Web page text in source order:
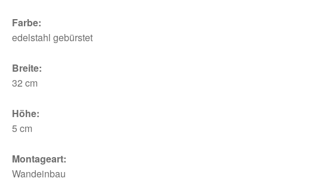
Farbe:
edelstahl gebürstet
Breite:
32 cm
Höhe:
5 cm
Montageart:
Wandeinbau